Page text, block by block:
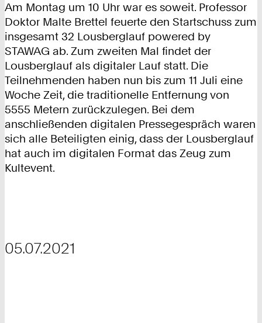
Am Montag um 10 Uhr war es soweit. Professor
Doktor Malte Brettel feuerte den Startschuss zum
insgesamt 32 Lousberglauf powered by
STAWAG ab. Zum zweiten Mal findet der
Lousberglauf als digitaler Lauf statt. Die
Teilnehmenden haben nun bis zum 11 Juli eine
Woche Zeit, die traditionelle Entfernung von
5555 Metern zurückzulegen. Bei dem
anschließenden digitalen Pressegespräch waren
sich alle Beteiligten einig, dass der Lousberglauf
hat auch im digitalen Format das Zeug zum
Kultevent.
05.07.2021